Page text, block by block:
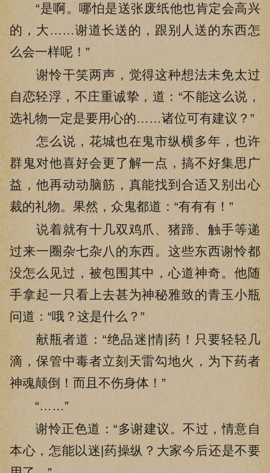
“是啊。哪怕是送张废纸他也肯定会高兴
的，大……谢道长送的，跟别人送的东西怎
么会一样呢！”
谢怜干笑两声，觉得这种想法未免太过
自恋轻浮，不庄重诚挚，道：“不能这么说，
选礼物一定是要用心的……诸位可有建议？”
怎么说，花城也在鬼市纵横多年，也许
群鬼对他喜好会更了解一点，搞不好集思广
益，他再动动脑筋，真能找到合适又别出心
裁的礼物。果然，众鬼都道：“有有有！”
说着就有十几双鸡爪、猪蹄、触手等递
过来一圈杂七杂八的东西。这些东西谢怜都
没怎么见过，被包围其中，心道神奇。他随
手拿起一只看上去甚为神秘雅致的青玉小瓶
问道：“哦？这是什么？”
献瓶者道：“绝品迷|情|药！只要轻轻几
滴，保管中毒者立刻天雷勾地火，为下药者
神魂颠倒！而且不伤身体！”
“……”
谢怜正色道：“多谢建议。不过，情意自
本心，怎能以迷|药操纵？大家今后还是不要